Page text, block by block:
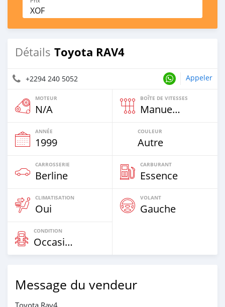
XOF
Détails Toyota RAV4
+2294 240 5052 Appeler
MOTEUR
N/A
BOÎTE DE VITESSES
Manuelle
ANNÉE
1999
COULEUR
Autre
CARROSSERIE
Berline
CARBURANT
Essence
CLIMATISATION
Oui
VOLANT
Gauche
CONDITION
Occasion
Message du vendeur